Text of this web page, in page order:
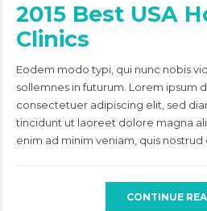
2015 Best USA
Clinics
Eodem modo typi, qui nunc nobis
sollemnes in futurum. Lorem ipsum
consectetuer adipiscing elit, sed
tincidunt ut laoreet dolore magna
enim ad minim veniam, quis nostrud
CONTINUE